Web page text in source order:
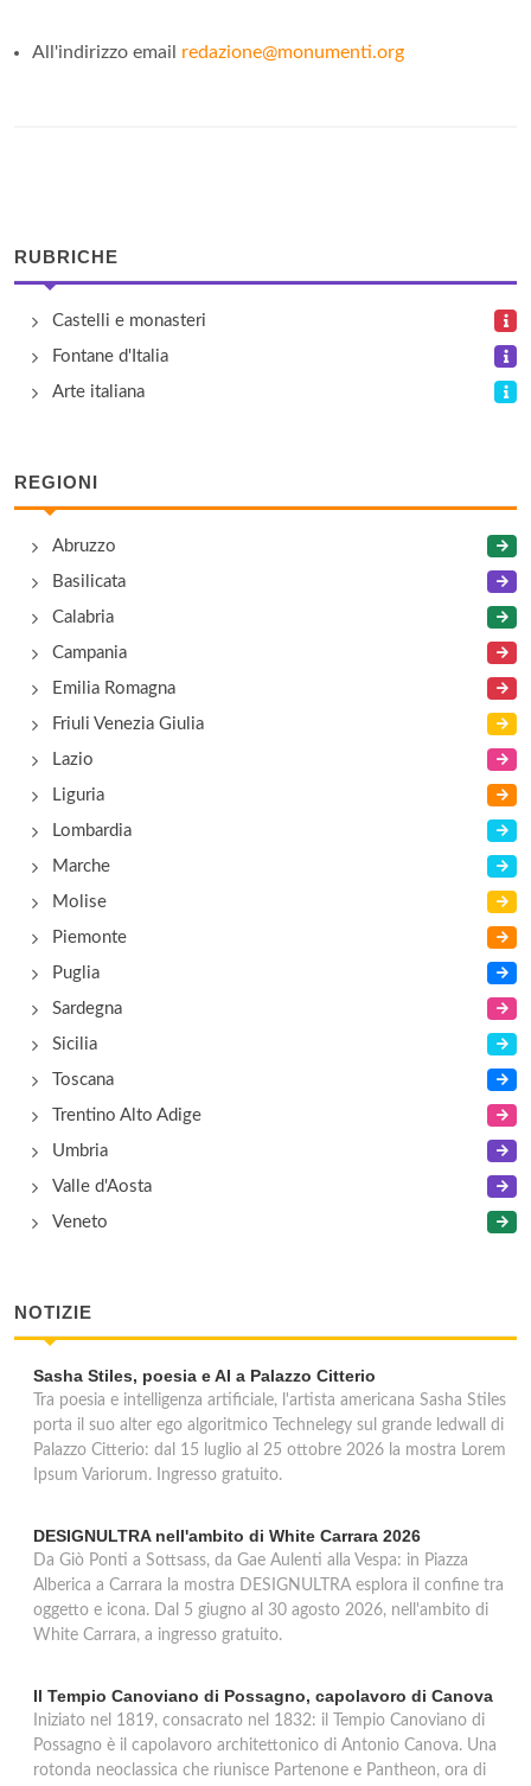
All'indirizzo email redazione@monumenti.org
RUBRICHE
Castelli e monasteri
Fontane d'Italia
Arte italiana
REGIONI
Abruzzo
Basilicata
Calabria
Campania
Emilia Romagna
Friuli Venezia Giulia
Lazio
Liguria
Lombardia
Marche
Molise
Piemonte
Puglia
Sardegna
Sicilia
Toscana
Trentino Alto Adige
Umbria
Valle d'Aosta
Veneto
NOTIZIE
Sasha Stiles, poesia e AI a Palazzo Citterio
Tra poesia e intelligenza artificiale, l'artista americana Sasha Stiles
porta il suo alter ego algoritmico Technelegy sul grande ledwall di
Palazzo Citterio: dal 15 luglio al 25 ottobre 2026 la mostra Lorem
Ipsum Variorum. Ingresso gratuito.
DESIGNULTRA nell'ambito di White Carrara 2026
Da Giò Ponti a Sottsass, da Gae Aulenti alla Vespa: in Piazza
Alberica a Carrara la mostra DESIGNULTRA esplora il confine tra
oggetto e icona. Dal 5 giugno al 30 agosto 2026, nell'ambito di
White Carrara, a ingresso gratuito.
Il Tempio Canoviano di Possagno, capolavoro di Canova
Iniziato nel 1819, consacrato nel 1832: il Tempio Canoviano di
Possagno è il capolavoro architettonico di Antonio Canova. Una
rotonda neoclassica che riunisce Partenone e Pantheon, ora di